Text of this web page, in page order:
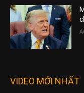
VIDEO MỚI NHẤT